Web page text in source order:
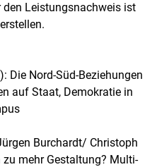
den Leistungsnachweis ist
Die Nord-Süd-Beziehungen
auf Staat, Demokratie in
Burchardt/ Christoph
mehr Gestaltung? Multi-